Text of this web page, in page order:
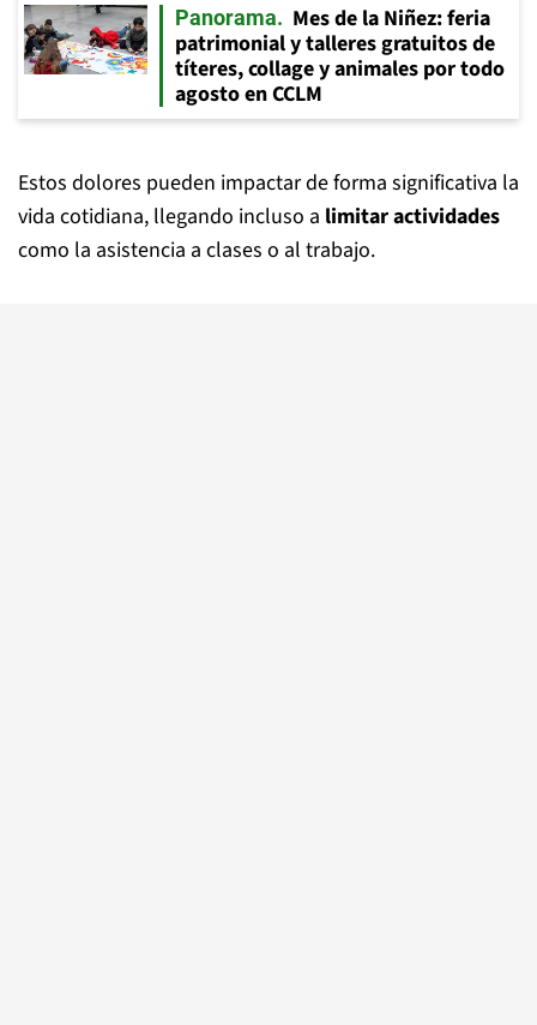
Panorama
Mes de la Niñez: feria
patrimonial y talleres gratuitos de
títeres, collage y animales por todo
agosto en CCLM
Estos dolores pueden impactar de forma significativa la
vida cotidiana, llegando incluso a limitar actividades
como la asistencia a clases o al trabajo.